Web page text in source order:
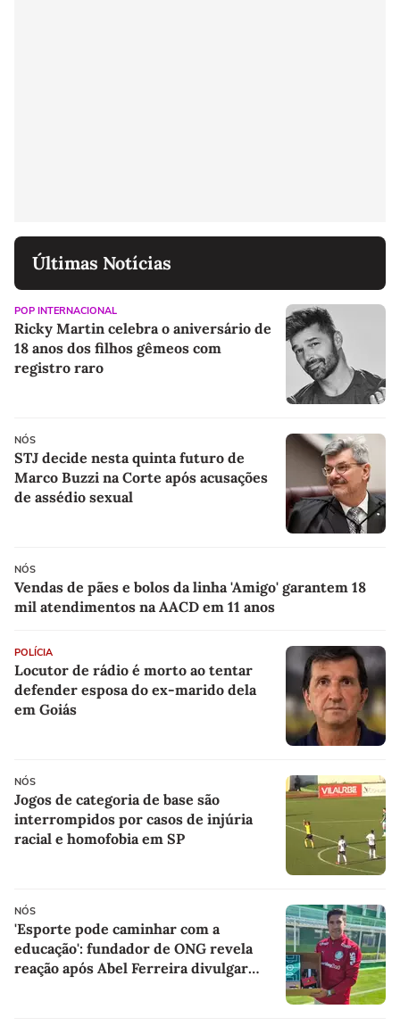
Últimas Notícias
POP INTERNACIONAL
Ricky Martin celebra o aniversário de
18 anos dos filhos gêmeos com
registro raro
NÓS
STJ decide nesta quinta futuro de
Marco Buzzi na Corte após acusações
de assédio sexual
NÓS
Vendas de pães e bolos da linha 'Amigo' garantem 18
mil atendimentos na AACD em 11 anos
POLÍCIA
Locutor de rádio é morto ao tentar
defender esposa do ex-marido dela
em Goiás
NÓS
Jogos de categoria de base são
interrompidos por casos de injúria
racial e homofobia em SP
NÓS
'Esporte pode caminhar com a
educação': fundador de ONG revela
reação após Abel Ferreira divulgar